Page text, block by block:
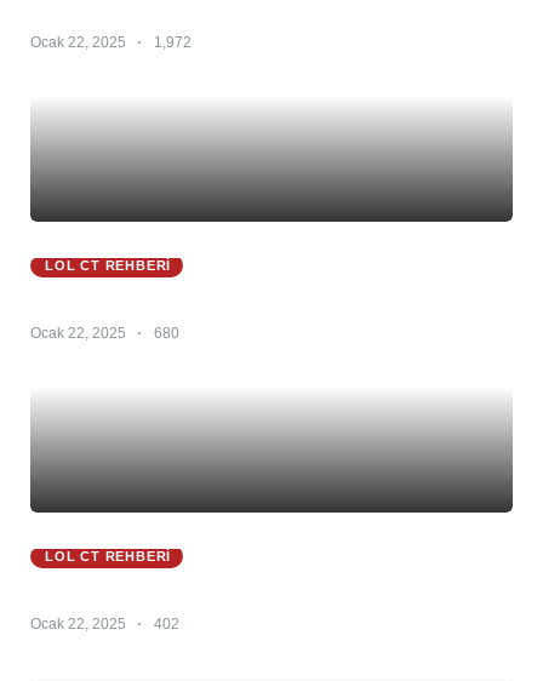
Ocak 22, 2025 1,972
LOL CT REHBERI
Ocak 22, 2025 680
LOL CT REHBERI
Ocak 22, 2025 402